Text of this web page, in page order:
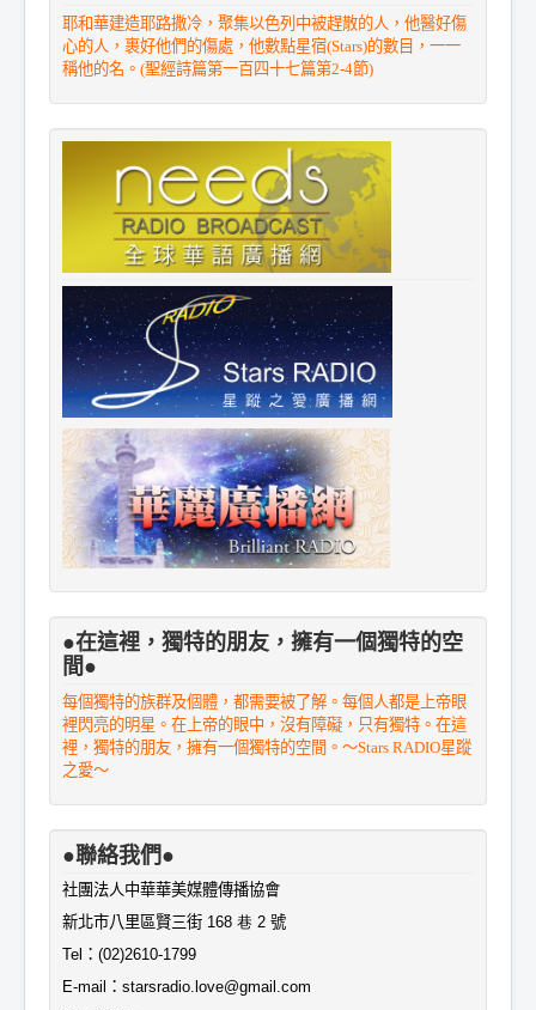
耶和華建造耶路撒冷，聚集以色列中被趕散的人，他醫好傷
心的人，裹好他們的傷處，他數點星宿(Stars)的數目，一一
稱他的名。(聖經詩篇第一百四十七篇第2-4節)
●在這裡，獨特的朋友，擁有一個獨特的空
間●
每個獨特的族群及個體，都需要被了解。每個人都是上帝眼
裡閃亮的明星。在上帝的眼中，沒有障礙，只有獨特。在這
裡，獨特的朋友，擁有一個獨特的空間。～Stars RADIO星蹤
之愛～
●聯絡我們●
社團法人中華華美媒體傳播協會
新北市八里區賢三街 168 巷 2 號
Tel ： (02)2610-1799
E-mail ： starsradio.love@gmail.com